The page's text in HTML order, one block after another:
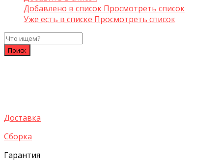
Добавлено в список Просмотреть список
Уже есть в списке Просмотреть список
Доставка
Сборка
Гарантия